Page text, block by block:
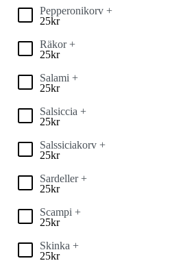
Pepperonikorv +
25kr
Räkor +
25kr
Salami +
25kr
Salsiccia +
25kr
Salssiciakorv +
25kr
Sardeller +
25kr
Scampi +
25kr
Skinka +
25kr